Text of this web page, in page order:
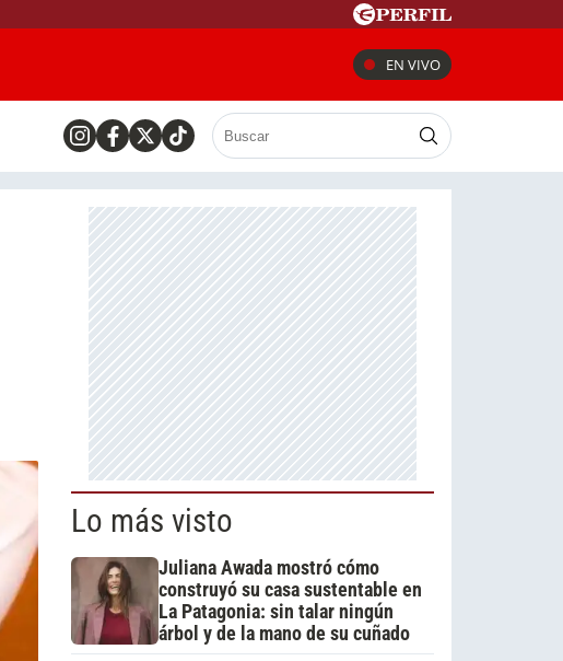
EN VIVO
Lo más visto
Juliana Awada mostró cómo
construyó su casa sustentable en
La Patagonia: sin talar ningún
árbol y de la mano de su cuñado